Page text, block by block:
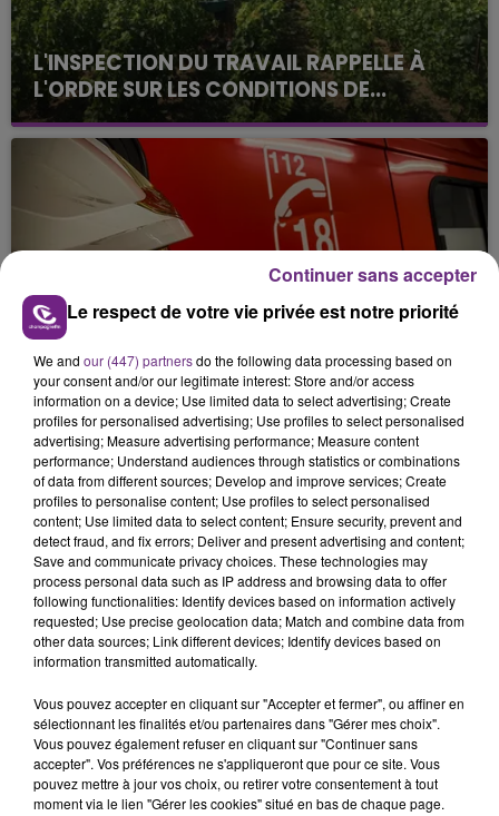
L'INSPECTION DU TRAVAIL RAPPELLE À
L'ORDRE SUR LES CONDITIONS DE...
Alors que les dates de début des vendange 2026
s'est avéré être plus précoce que prévu,
l'inspection du Travail en profite pour rappeler
les conditions de...
UN FEU DE REMORQUE BLOQUE LA
CIRCULATION DANS LES ARDENNES
Un feu de remorque s'est déclaré ce mercredi en
fin de matinée sur l'A34.
TITRES DIFFUSÉS
19h23
19h23
ALEX WARREN
Passenger
19h20
19h20
PIERRE GARNIER
L'horizon
Le respect de votre vie privée est notre priorité
We and our (447) partnersdo the following data processing based on
your consent and/or our legitimate interest: Store and/or access
information on a device; Use limited data to select advertising; Create
profiles for personalised advertising; Use profiles to select personalised
advertising; Measure advertising performance; Measure content
performance; Understand audiences through statistics or combinations
of data from different sources; Develop and improve services; Create
profiles to personalise content; Use profiles to select personalised
content; Use limited data to select content; Ensure security, prevent and
detect fraud, and fix errors; Deliver and present advertising and content;
Save and communicate privacy choices. These technologies may
process personal data such as IP address and browsing data to offer
following functionalities: Identify devices based on information actively
requested; Use precise geolocation data; Match and combine data from
other data sources; Link different devices; Identify devices based on
information transmitted automatically.
Vous pouvez accepter en cliquant sur "Accepter et fermer", ou affiner en
sélectionnant les finalités et/ou partenaires dans "Gérer mes choix".
Vous pouvez également refuser en cliquant sur "Continuer sans
accepter". Vos préférences ne s'appliqueront que pour ce site. Vous
pouvez mettre à jour vos choix, ou retirer votre consentement à tout
moment via le lien "Gérer les cookies" situé en bas de chaque page.
Continuer sans accepter